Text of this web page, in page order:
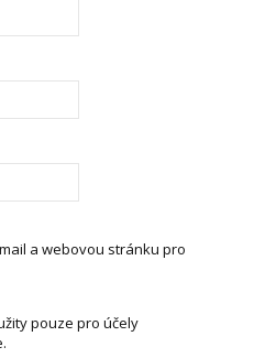
a webovou stránku pro
pouze pro účely